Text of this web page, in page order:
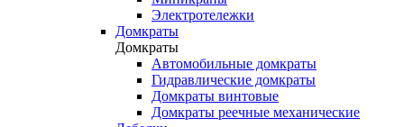
Электротележки
Домкраты
Домкраты
Автомобильные домкраты
Гидравлические домкраты
Домкраты винтовые
Домкраты реечные механические